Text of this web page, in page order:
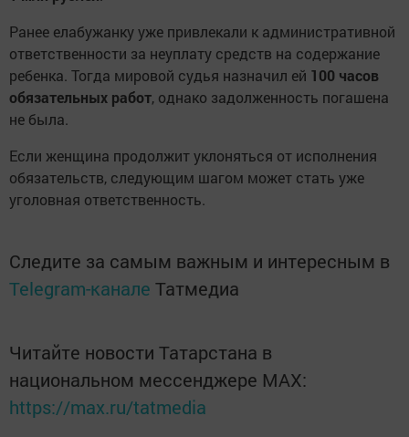
Ранее елабужанку уже привлекали к административной
ответственности за неуплату средств на содержание
ребенка. Тогда мировой судья назначил ей 100 часов
обязательных работ, однако задолженность погашена
не была.
Если женщина продолжит уклоняться от исполнения
обязательств, следующим шагом может стать уже
уголовная ответственность.
Следите за самым важным и интересным в
Telegram-канале Татмедиа
Читайте новости Татарстана в
национальном мессенджере MАХ:
https://max.ru/tatmedia